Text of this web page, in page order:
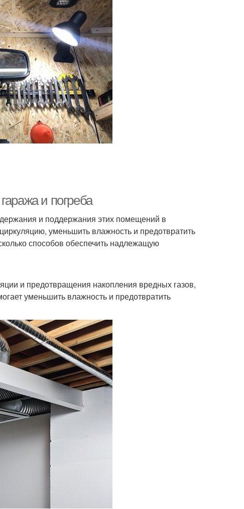
и погреба
и поддержания этих помещений в
уменьшить влажность и предотвратить
способов обеспечить надлежащую
и предотвращения накопления вредных газов,
уменьшить влажность и предотвратить